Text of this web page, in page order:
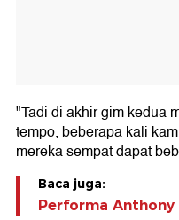
"Tadi di akhir gim kedua
tempo, beberapa kali
mereka sempat dapat
Baca juga:
Performa